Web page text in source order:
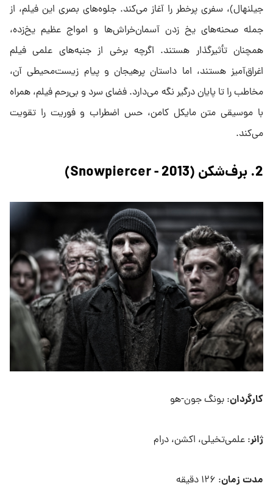
جیلنهال)، سفری پرخطر را آغاز می‌کند. جلوه‌های بصری این فیلم، از
جمله صحنه‌های یخ زدن آسمان‌خراش‌ها و امواج عظیم یخ‌زده،
همچنان تأثیرگذار هستند. اگرچه برخی از جنبه‌های علمی فیلم
اغراق‌آمیز هستند، اما داستان پرهیجان و پیام زیست‌محیطی آن،
مخاطب را تا پایان درگیر نگه می‌دارد. فضای سرد و بی‌رحم فیلم، همراه
با موسیقی متن مایکل کامن، حس اضطراب و فوریت را تقویت
می‌کند.
2. برف‌شکن (Snowpiercer - 2013)
کارگردان: بونگ جون-هو
ژانر: علمی‌تخیلی، اکشن، درام
مدت زمان: ۱۲۶ دقیقه